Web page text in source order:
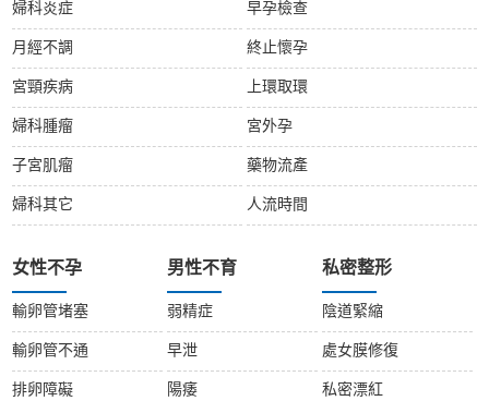
婦科炎症
月經不調
宮頸疾病
婦科腫瘤
子宮肌瘤
婦科其它
早孕檢查
終止懷孕
上環取環
宮外孕
藥物流產
人流時間
女性不孕
輸卵管堵塞
輸卵管不通
排卵障礙
男性不育
弱精症
早泄
陽痿
私密整形
陰道緊縮
處女膜修復
私密漂紅